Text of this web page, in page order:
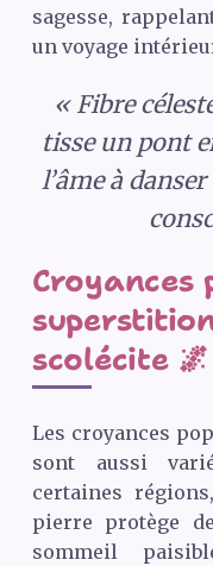
sagesse,
un voyage
« Fibre
tisse un pont
l’âme à
Croyances
scolécite 🌌
Les croyances
sont aussi
certaines
pierre protège
sommeil